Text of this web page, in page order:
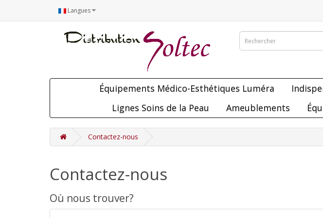
Langues
Équipements Médico-Esthétiques Luméra
Lignes Soins de la Peau
Ameublements
Contactez-nous
Contactez-nous
Où nous trouver?